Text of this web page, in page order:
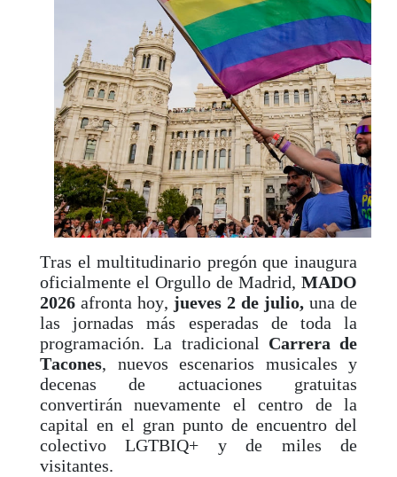
Tras el multitudinario pregón que inaugura
oficialmente el Orgullo de Madrid, MADO
2026 afronta hoy, jueves 2 de julio, una de
las jornadas más esperadas de toda la
programación. La tradicional Carrera de
Tacones, nuevos escenarios musicales y
decenas de actuaciones gratuitas
convertirán nuevamente el centro de la
capital en el gran punto de encuentro del
colectivo LGTBIQ+ y de miles de
visitantes.